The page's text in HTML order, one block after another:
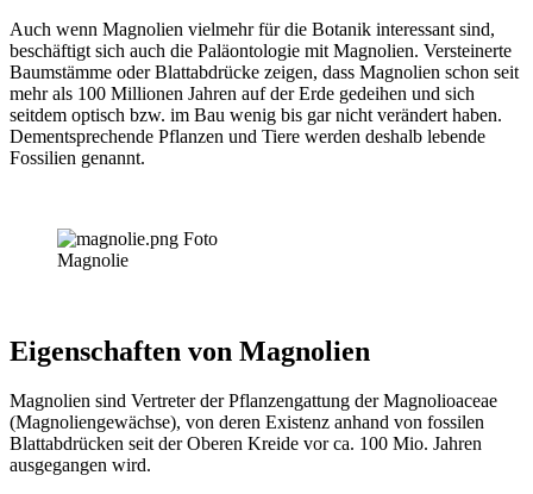
Auch wenn Magnolien vielmehr für die Botanik interessant sind,
beschäftigt sich auch die Paläontologie mit Magnolien. Versteinerte
Baumstämme oder Blattabdrücke zeigen, dass Magnolien schon seit
mehr als 100 Millionen Jahren auf der Erde gedeihen und sich
seitdem optisch bzw. im Bau wenig bis gar nicht verändert haben.
Dementsprechende Pflanzen und Tiere werden deshalb lebende
Fossilien genannt.
Magnolie
Eigenschaften von Magnolien
Magnolien sind Vertreter der Pflanzengattung der Magnolioaceae
(Magnoliengewächse), von deren Existenz anhand von fossilen
Blattabdrücken seit der Oberen Kreide vor ca. 100 Mio. Jahren
ausgegangen wird.